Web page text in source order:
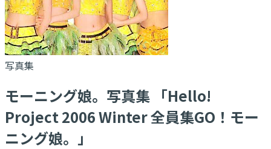
写真集
モーニング娘。写真集 「Hello!
Project 2006 Winter 全員集GO！モー
ニング娘。」